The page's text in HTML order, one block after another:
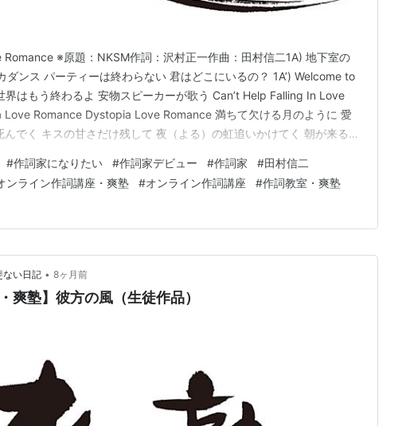
※原題：NKSM作詞：沢村正一作曲：田村信二1A) 地下室の
ダンス パーティーは終わらない 君はどこにいるの？ 1A’) Welcome to
界はもう終わるよ 安物スピーカーが歌う Can’t Help Falling In Love
Romance Dystopia Love Romance 満ちて欠ける月のように 愛
んでく キスの甘さだけ残して 夜（よる）の虹追いかけてく 朝が来るま
#作詞家になりたい #作詞家デビュー #作詞家 #田村信二
ンライン作詞講座・爽塾 #オンライン作詞講座 #作詞教室・爽塾
ない日記 • 8ヶ月前
爽塾】彼方の風（生徒作品）